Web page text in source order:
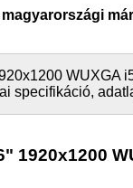
WUXGA
specifikáció,